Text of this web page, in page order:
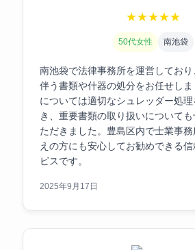
★★★★★
50代女性 南池袋
南池袋で法律事務所を運営してお
伴う書類や什器の処分をお任せし
については適切なシュレッダー処
き、重要書類の取り扱いについて
ただきました。豊島区内で士業事
えの方にも安心してお勧めできる
ビスです。
2025年9月17日